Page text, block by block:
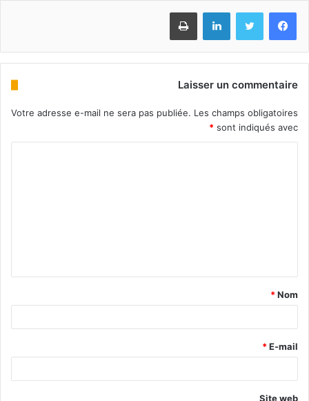
Facebook
Twitter
Linkedin
Imprimer
Laisser un commentaire
Votre adresse e-mail ne sera pas publiée. Les champs obligatoires
sont indiqués avec
*
Nom
*
E-mail
*
Site web